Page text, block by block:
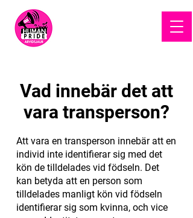
Vad innebär det att
vara transperson?
Att vara en transperson innebär att en
individ inte identifierar sig med det
kön de tilldelades vid födseln. Det
kan betyda att en person som
tilldelades manligt kön vid födseln
identifierar sig som kvinna, och vice